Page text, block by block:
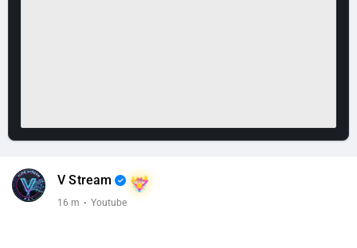
V Stream
16 m · Youtube